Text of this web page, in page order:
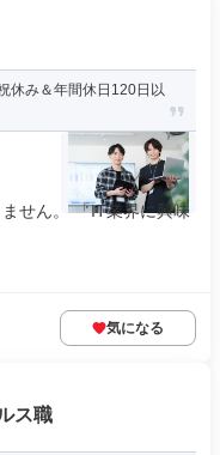
休み＆年間休日120日以
せん。 「IT業界に興味
気になる
ス職